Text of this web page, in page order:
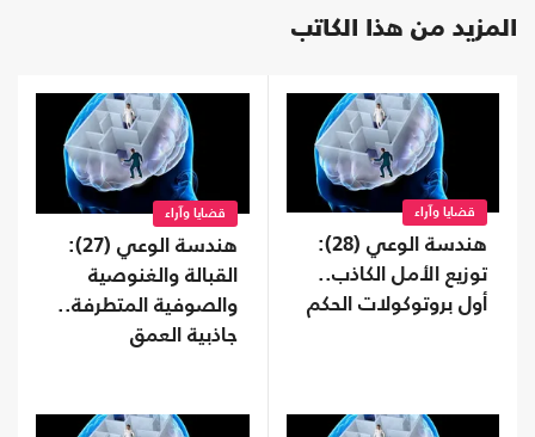
المزيد من هذا الكاتب
قضايا وآراء
هندسة الوعي (28):
توزيع الأمل الكاذب..
أول بروتوكولات الحكم
قضايا وآراء
هندسة الوعي (27):
القبالة والغنوصية
والصوفية المتطرفة..
جاذبية العمق